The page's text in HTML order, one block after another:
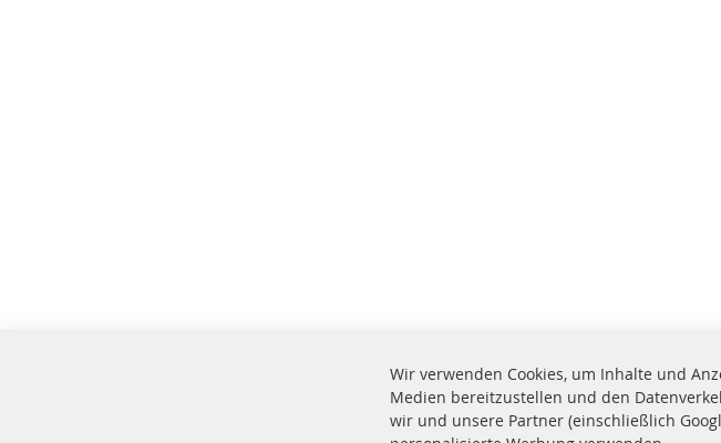
Wir verwenden Cookies, um Inhalte und
Medien bereitzustellen und den
wir und unsere Partner (einschließlich